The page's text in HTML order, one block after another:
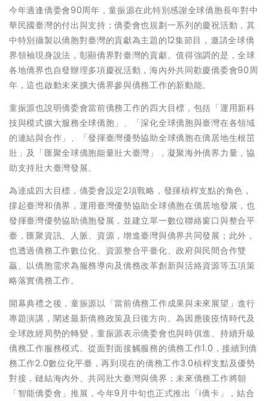
今年適逢僑委會90周年，童振源在此特別感謝全球僑胞長年對中
華民國臺灣的付出與支持；僑委會也規劃一系列的慶祝活動，其
中特別攝製以僑胞對臺灣的貢獻為主題的12集節目，邀請全球僑
界領袖現身說法，彰顯僑界對臺灣的貢獻。值得強調的是，全球
各地僑界也自發辦理多項慶祝活動，海內外共同歡慶僑委會90周
年，這也啟動未來擴大僑界參與僑務工作的新動能。
童振源也說明僑委會當前僑務工作的四大目標，包括「運用新科
技與模式擴大服務全球僑胞」、「深化全球僑胞與臺灣在各領域
的連結與合作」、「發揮臺灣優勢協助全球僑胞在僑居地生根茁
壯」及「匯聚全球僑胞能量壯大臺灣」，凝聚海外僑界力量，協
助支持壯大臺灣發展。
為達成四大目標，僑委會設定2項戰略，發揮槓桿支點的角色，
撐起臺灣和僑界，運用臺灣優勢協助全球僑胞在僑居地發展，也
發揮臺灣優勢協助僑胞發展，並建立單一數位聯絡窗口與整合平
臺，匯聚資訊、人脈、資源，增進臺灣與僑界共同發展；此外，
也透過僑務工作數位化、資源整合平臺化、政府與民間合作雙
贏、以僑胞需求為服務導向及僑務改革創新與活絡資源等五項策
略落實僑務工作。
開幕典禮之後，童振源以「當前僑務工作成果與未來展望」進行
專題演講，闡述最新僑務政策及日後方向。為因應後疫情時代及
全球政經局勢的轉變，童振源表示僑委會也與時俱進、持續升級
僑務工作服務模式。從面對面接觸服務的僑務工作1.0，接續到僑
務工作2.0數位化平臺，再到現在的僑務工作3.0槓桿支點及優勢
對接，鏈結海內外、共同壯大臺灣與僑界；未來僑務工作將朝
「智能僑委會」推展，今年9月中旬也正式推出「i僑卡」，結合